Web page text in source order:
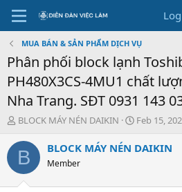
MUA BÁN & SẢN PHẨM DỊCH VỤ
Phân phối block lạnh
PH480X3CS-4MU1 chất
Nha Trang. SĐT 0931 143
T
r
e
d
BLOCK MÁY NÉN DAIKIN
S
a
Feb 15,
B BLOCK MÁY NÉN DAIKIN
Member